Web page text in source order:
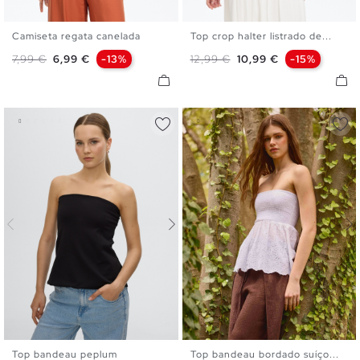
Camiseta regata canelada
Preço normal
7,99 € Preço
6,99 € -13%
XS
Top crop halter listrado de...
Preço normal
12,99 € Preço
10,99 € -15%
Top bandeau peplum Top bandeau bordado suíço...